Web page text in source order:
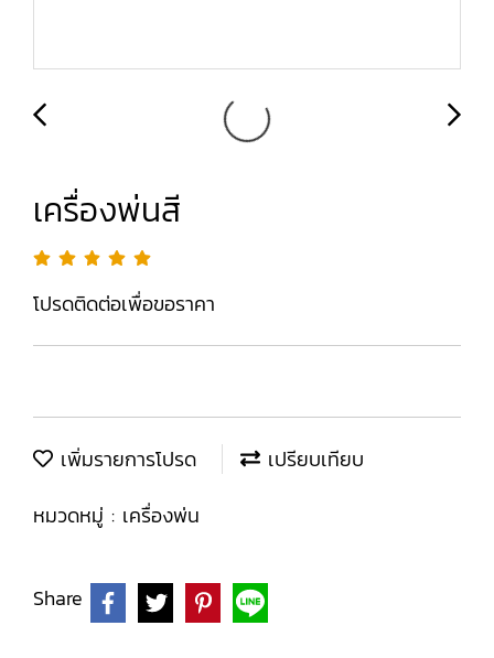
เครื่องพ่นสี
โปรดติดต่อเพื่อขอราคา
เพิ่มรายการโปรด
เปรียบเทียบ
หมวดหมู่ : เครื่องพ่น
Share